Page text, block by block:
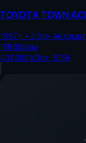
TOYOTATOWN
1997г.• 2.0л• Автомат
138 000км
403 000 ¥Лот: 5138